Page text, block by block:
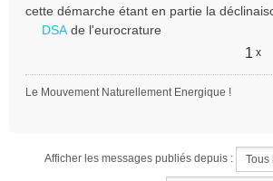
cette démarche étant en partie la
DSAde l'eurocrature
1 x
Le Mouvement Naturellement Energique !
Afficher les messages publiés depuis :